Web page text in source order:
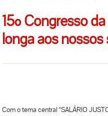
15º Congresso
longa aos
Com o tema central “SALÁRIO